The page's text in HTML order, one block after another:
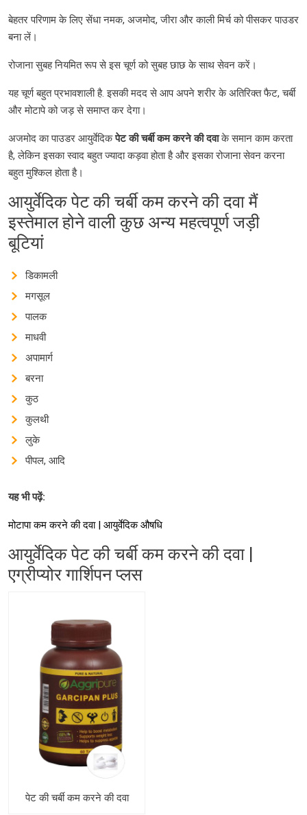
बेहतर परिणाम के लिए सेंधा नमक, अजमोद, जीरा और काली मिर्च को पीसकर पाउडर
बना लें।
रोजाना सुबह नियमित रूप से इस चूर्ण को सुबह छाछ के साथ सेवन करें।
यह चूर्ण बहुत प्रभावशाली है. इसकी मदद से आप अपने शरीर के अतिरिक्त फैट, चर्बी
और मोटापे को जड़ से समाप्त कर देगा।
अजमोद का पाउडर आयुर्वेदिकपेट की चर्बी कम करने की दवाके समान काम करता
है, लेकिन इसका स्वाद बहुत ज्यादा कड़वा होता है और इसका रोजाना सेवन करना
बहुत मुश्किल होता है।
आयुर्वेदिक पेट की चर्बी कम करने की दवा मैं
इस्तेमाल होने वाली कुछ अन्य महत्वपूर्ण जड़ी
बूटियां
डिकामली
मगसूल
पालक
माधवी
अपामार्ग
बरना
कुठ
कुलथी
लुके
पीपल, आदि
यह भी पढ़ें:
मोटापा कम करने की दवा | आयुर्वेदिक औषधि
आयुर्वेदिक पेट की चर्बी कम करने की दवा |
एग्रीप्योर गार्शिपन प्लस
पेट की चर्बी कम करने की दवा